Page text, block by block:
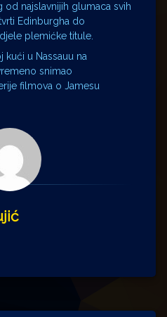
najslavnijih glumaca svih
Edinburgha do
plemićke titule.
kući u Nassauu na
snimao
filmova o Jamesu